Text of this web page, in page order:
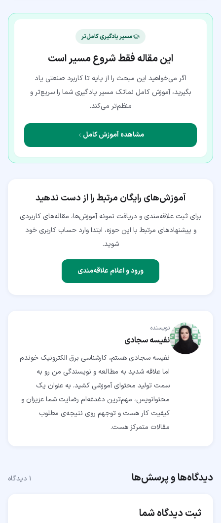
مسیر یادگیری کامل‌تر
این مقاله فقط شروع مسیر است
اگر می‌خواهید این مبحث را از پایه تا کاربرد صنعتی یاد
بگیرید، آموزش کامل نماتک مسیر یادگیری شما را سریع‌تر و
منظم‌تر می‌کند.
مشاهده آموزش کامل
آموزش‌های رایگان مرتبط را از دست ندهید
برای ثبت علاقه‌مندی و دریافت نمونه آموزش‌ها، مقاله‌های کاربردی
و پیشنهادهای مرتبط با این حوزه، ابتدا وارد حساب کاربری خود
شوید.
ورود و اعلام علاقه‌مندی
نویسنده
نفیسه سجادی
نفیسه سجادی هستم، کارشناسی برق الکترونیک خوندم
اما علاقه شدید به مطالعه و نویسندگی من رو به
سمت تولید محتوای آموزشی کشید. به عنوان یک
محتوانویس، مهم‌ترین دغدغه‌ام رضایت شما عزیزان و
کیفیت کار هست و توجهم روی نتیجه‌ی مطلوب
مقالات متمرکز هست.
دیدگاه‌ها و پرسش‌ها ۱ دیدگاه
ثبت دیدگاه شما